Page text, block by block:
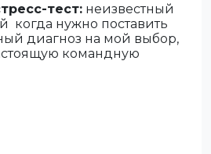
тест: неизвестный
когда нужно поставить
диагноз на мой выбор,
командную